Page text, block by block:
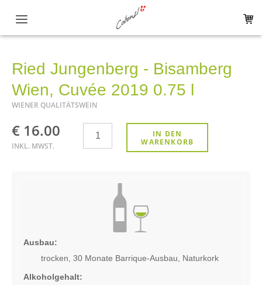
Ried Jungenberg - Bisamberg
Wien, Cuvée 2019 0.75 l
WIENER QUALITÄTSWEIN
€ 16.00
INKL. MWST.
IN DEN
WARENKORB
Ausbau:
trocken, 30 Monate Barrique-Ausbau, Naturkork
Alkoholgehalt:
Hauptnavigation
Shop
Verkostungspaket
Alle Produkte
Gebietsweine
Prickelndes